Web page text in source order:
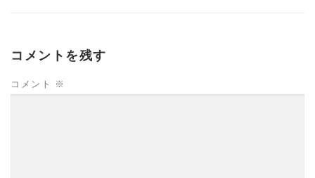
コメントを残す
コメント ※